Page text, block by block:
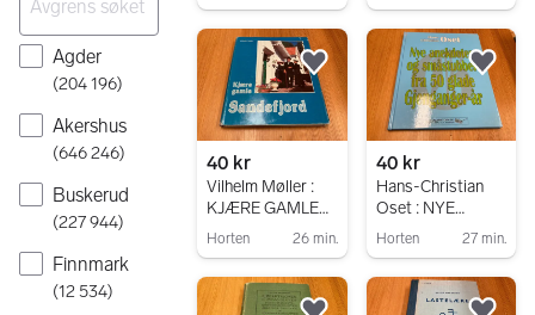
Agder
(204 196)
Akershus
(646 246)
Buskerud
(227 944)
Finnmark
(12 534)
BUNDS
HISTORIE
40 kr
Vilhelm Møller :
KJÆRE GAMLE
SANDEFJORD -
DEDIKASJON
FRA
Horten 26 min.
Legg til som favoritt.
40 kr
Hans-Christian
Oset : NYE
ANEKDOTER OG
FRA 50 GLADE
GJENGANGER-
Horten 27 min.